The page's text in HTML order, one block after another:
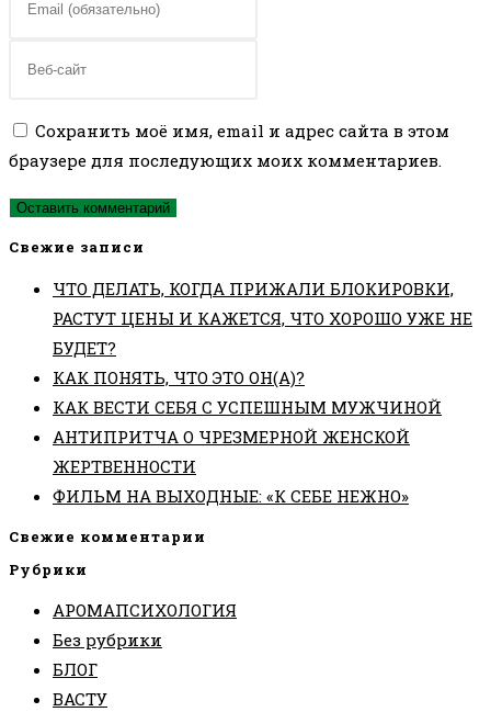
или
пользователя,
прокомментировать
адрес,
прокомментировать
веб-
сайта
(необязательно)
Сохранить моё имя, email и адрес сайта в этом
браузере для последующих моих комментариев.
Свежие записи
ЧТО ДЕЛАТЬ, КОГДА ПРИЖАЛИ БЛОКИРОВКИ,
РАСТУТ ЦЕНЫ И КАЖЕТСЯ, ЧТО ХОРОШО УЖЕ НЕ
БУДЕТ?
КАК ПОНЯТЬ, ЧТО ЭТО ОН(А)?
КАК ВЕСТИ СЕБЯ С УСПЕШНЫМ МУЖЧИНОЙ
АНТИПРИТЧА О ЧРЕЗМЕРНОЙ ЖЕНСКОЙ
ЖЕРТВЕННОСТИ
ФИЛЬМ НА ВЫХОДНЫЕ: «К СЕБЕ НЕЖНО»
Свежие комментарии
Рубрики
АРОМАПСИХОЛОГИЯ
Без рубрики
БЛОГ
ВАСТУ